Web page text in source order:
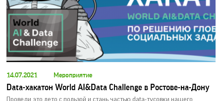
14.07.2021 Мероприятие
Data-хакатон World AI&Data Challenge в Ростове-на-Дону
Проведи это лето с пользой и стань частью data-тусовки нашего